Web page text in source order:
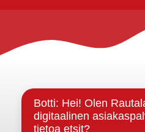
Rautalammin kunta
Strategiat, ohjelmat, ohjeet,
sopimukset